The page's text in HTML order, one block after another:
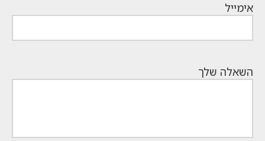
אימייל
השאלה שלך